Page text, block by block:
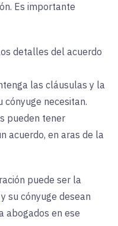
Es importante
detalles del acuerdo
las cláusulas y la
cónyuge necesitan.
pueden tener
acuerdo, en aras de la
puede ser la
su cónyuge desean
abogados en ese